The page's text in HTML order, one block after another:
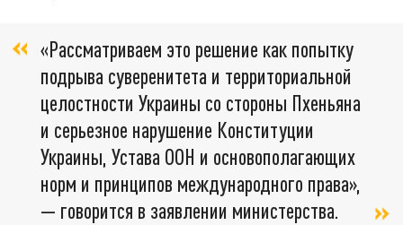
«Рассматриваем это решение как попытку
подрыва суверенитета и территориальной
целостности Украины со стороны Пхеньяна
и серьезное нарушение Конституции
Украины, Устава ООН и основополагающих
норм и принципов международного права»,
— говорится в заявлении министерства.